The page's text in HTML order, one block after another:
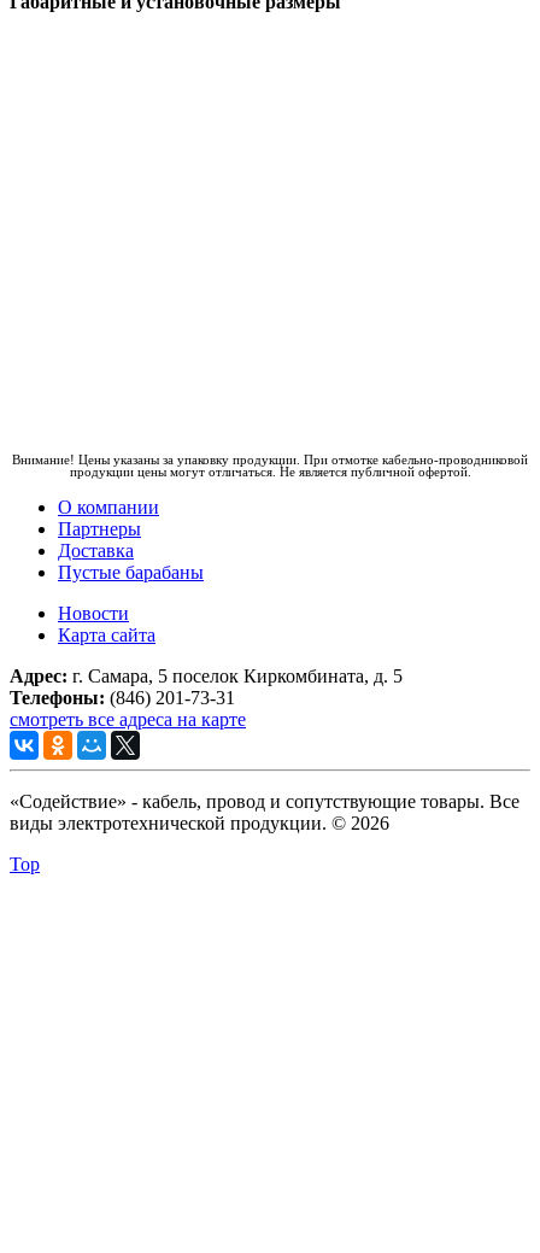
Внимание! Цены указаны за упаковку продукции. При отмотке кабельно-проводниковой
продукции цены могут отличаться. Не является публичной офертой.
О компании
Партнеры
Доставка
Пустые барабаны
Новости
Карта сайта
Адрес: г. Самара, 5 поселок Киркомбината, д. 5
Телефоны: (846) 201-73-31
смотреть все адреса на карте
«Содействие» - кабель, провод и сопутствующие товары. Все
виды электротехнической продукции. © 2026
Top